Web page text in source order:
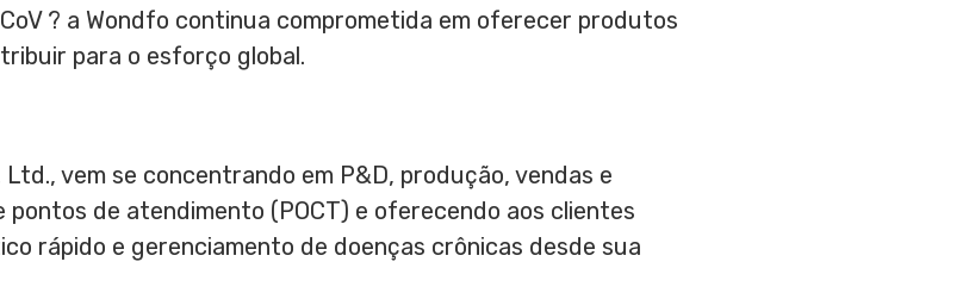
? a Wondfo continua comprometida em oferecer produtos
para o esforço global.
vem se concentrando em P&D, produção, vendas e
de atendimento (POCT) e oferecendo aos clientes
rápido e gerenciamento de doenças crônicas desde sua